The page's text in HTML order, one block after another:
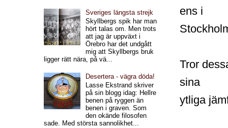
ens i
Tror
sina
ytliga
Sveriges längsta strejk
Skyllbergs spik har man
hört talas om. Men trots
att jag är uppväxt i
Örebro har det undgått
mig att Skyllbergs bruk
ligger rätt nära, på vä...
Desertera - vägra döda!
Lasse Ekstrand skriver
på sin blogg idag: Hellre
benen på ryggen än
benen i graven. Som
den okände filosofen
sade. Med största sannolikhet...